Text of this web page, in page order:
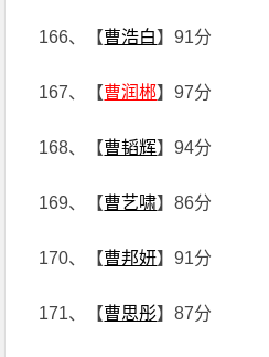
166、【曹浩白】91分
167、【曹润郴】97分
168、【曹韬辉】94分
169、【曹艺啸】86分
170、【曹邦妍】91分
171、【曹思彤】87分